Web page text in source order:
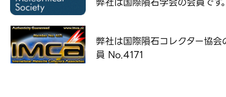
弊社は国際隕石コレクター協会
員 No.4171